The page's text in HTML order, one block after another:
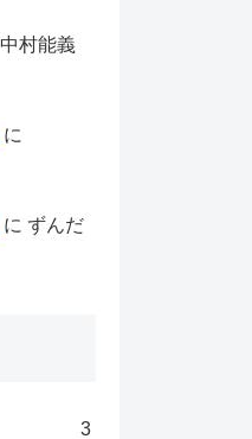
中村能義
に
に ずんだ
3